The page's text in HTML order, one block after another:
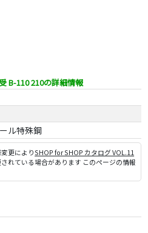
B-110 210の詳細情報
ル特殊鋼
更によりSHOP for SHOP カタログ VOL.11
れている場合があります このページの情報